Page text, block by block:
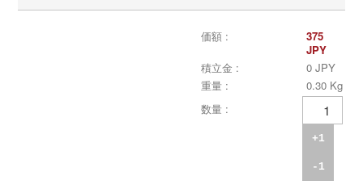
価額 :
375
JPY
積立金 :
0 JPY
重量 :
0.30 Kg
数量 :
+1
-1